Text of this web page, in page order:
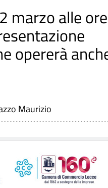
marzo alle ore
opererà
Maurizio